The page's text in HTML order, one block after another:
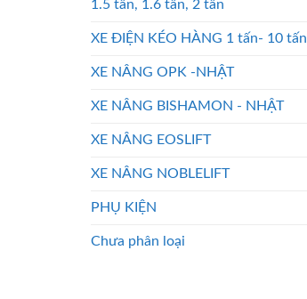
1.5 tấn, 1.6 tấn, 2 tấn
XE ĐIỆN KÉO HÀNG 1 tấn- 10 tấn
XE NÂNG OPK -NHẬT
XE NÂNG BISHAMON - NHẬT
XE NÂNG EOSLIFT
XE NÂNG NOBLELIFT
PHỤ KIỆN
Chưa phân loại